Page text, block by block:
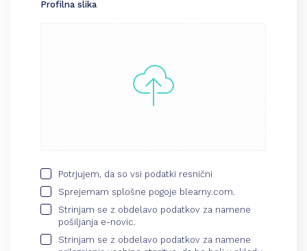
Profilna slika
Potrjujem, da so vsi podatki resnični
Sprejemam splošne pogoje blearny.com.
Strinjam se z obdelavo podatkov za namene
pošiljanja e-novic.
Strinjam se z obdelavo podatkov za namene